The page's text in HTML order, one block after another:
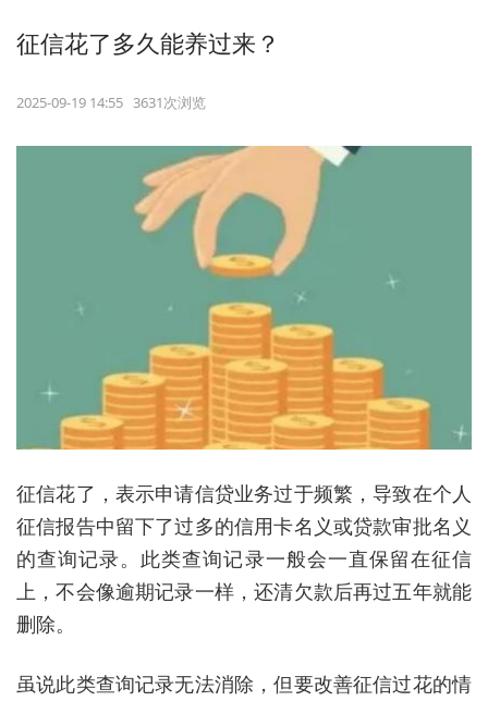
征信花了多久能养过来？
2025-09-19 14:55 3631次浏览
征信花了，表示申请信贷业务过于频繁，导致在个人
征信报告中留下了过多的信用卡名义或贷款审批名义
的查询记录。此类查询记录一般会一直保留在征信
上，不会像逾期记录一样，还清欠款后再过五年就能
删除。
虽说此类查询记录无法消除，但要改善征信过花的情